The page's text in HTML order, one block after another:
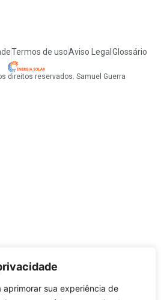
aprimorar sua experiência de
Termos de usoAviso Legal Glossário
direitos reservados. Samuel Guerra